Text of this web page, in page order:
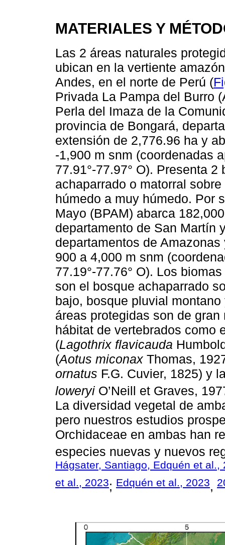
MATERIALES Y
Las 2 áreas naturales
ubican en la vertiente
Andes, en el norte de Perú (
Privada La Pampa del Burro
Perla del Imaza de la
provincia de Bongará,
extensión de 2,776.96 ha y
-1,900 m snm (coordenadas
77.91°-77.97° O). Presenta
achaparrado o matorral
húmedo a muy húmedo. Por
Mayo (BPAM) abarca
departamento de San Martín
departamentos de
900 a 4,000 m snm
77.19°-77.76° O). Los
son el bosque achaparrado
bajo, bosque pluvial
áreas protegidas son de
hábitat de vertebrados como
(Lagothrix flavicauda
(Aotus miconax Thomas,
ornatus F.G. Cuvier, 1825) y
loweryi O’Neill et Graves,
La diversidad vegetal de
pero nuestros estudios
Orchidaceae en ambas han
especies nuevas y nuevos
Hágsater, Santiago, Edquén et al.,
et al., 2023; Edquén et al., 2023,